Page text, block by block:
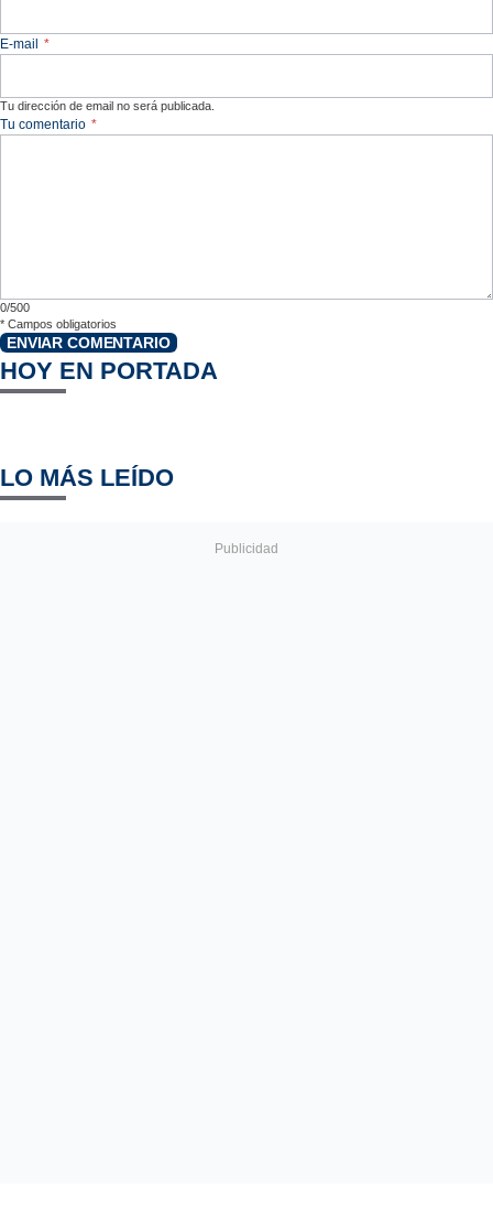
E-mail *
Tu dirección de email no será publicada.
Tu comentario *
0/500
* Campos obligatorios
ENVIAR COMENTARIO
HOY EN PORTADA
LO MÁS LEÍDO